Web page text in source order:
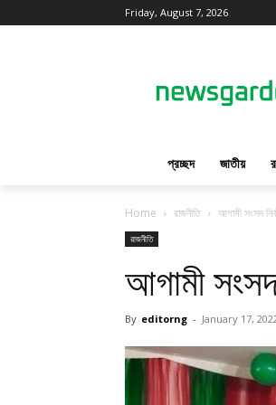
Friday, August 7, 2026
প্রচ্ছদ জাতীয়
Home রাজনীতি আগামী সংসদ
রাজনীতি
আগামী সংসদ
By editorng - January 17,